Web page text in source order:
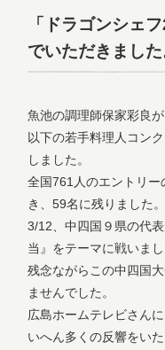
「ドラゴンシェ
でいただきました
魚池の調理師保家彩良
以下の若手料理人コン
しました。
全国761人のエントリ
き、59名に残りました。
3/12、中四国９県の代
当』をテーマに戦いまし
残念ながらこの中四国
ませんでした。
広島ホームテレビさん
いへん多くの反響をいた